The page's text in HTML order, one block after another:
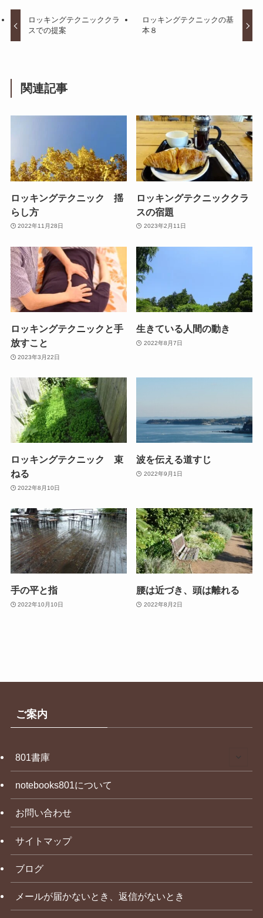
ロッキングテクニッククラ
スでの提案
ロッキングテクニックの基
本８
関連記事
ロッキングテクニック 揺
らし方
2022年11月28日
ロッキングテクニッククラ
スの宿題
2023年2月11日
ロッキングテクニックと手
放すこと
2023年3月22日
生きている人間の動き
2022年8月7日
ロッキングテクニック 束
ねる
2022年8月10日
波を伝える道すじ
2022年9月1日
手の平と指
2022年10月10日
腰は近づき、頭は離れる
2022年8月2日
ご案内
801書庫
notebooks801について
お問い合わせ
サイトマップ
ブログ
メールが届かないとき、返信がないとき